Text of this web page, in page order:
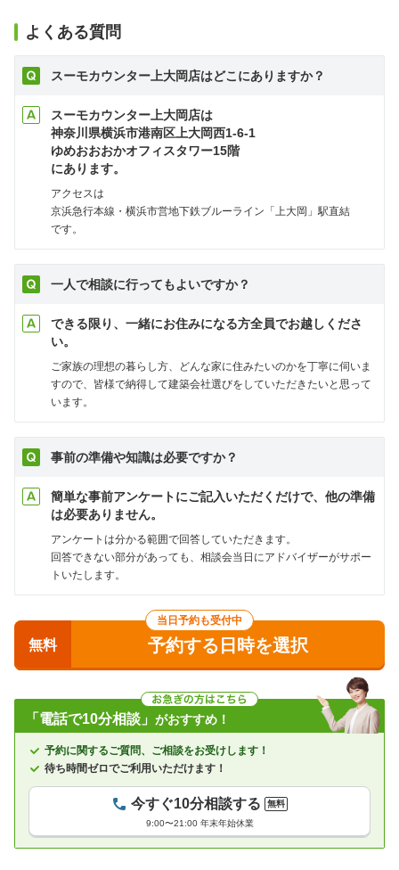
よくある質問
スーモカウンター上大岡店はどこにありますか？
スーモカウンター上大岡店は
神奈川県横浜市港南区上大岡西1-6-1
ゆめおおおかオフィスタワー15階
にあります。
アクセスは
京浜急行本線・横浜市営地下鉄ブルーライン「上大岡」駅直結
です。
一人で相談に行ってもよいですか？
できる限り、一緒にお住みになる方全員でお越しくださ
い。
ご家族の理想の暮らし方、どんな家に住みたいのかを丁寧に伺いま
すので、皆様で納得して建築会社選びをしていただきたいと思って
います。
事前の準備や知識は必要ですか？
簡単な事前アンケートにご記入いただくだけで、他の準備
は必要ありません。
アンケートは分かる範囲で回答していただきます。
回答できない部分があっても、相談会当日にアドバイザーがサポー
トいたします。
当日予約も受付中
無料 予約する日時を選択
「電話で10分相談」 がおすすめ！
予約に関するご質問、ご相談をお受けします！
待ち時間ゼロでご利用いただけます！
今すぐ10分相談する
無料
9:00〜21:00 年末年始休業